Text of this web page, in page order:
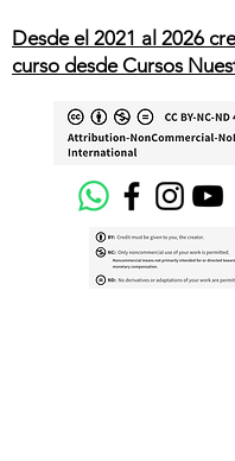
Desde el 2021 al 2026
curso desde Cursos